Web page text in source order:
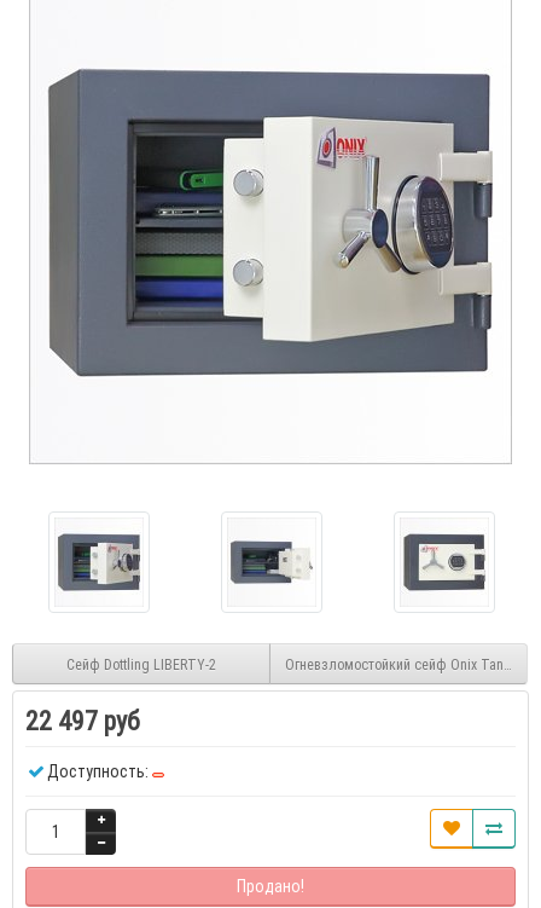
Сейф Dottling LIBERTY-2 Огневзломостойкий сейф Onix Tantalum
22 497 руб
Доступность:
Продано!